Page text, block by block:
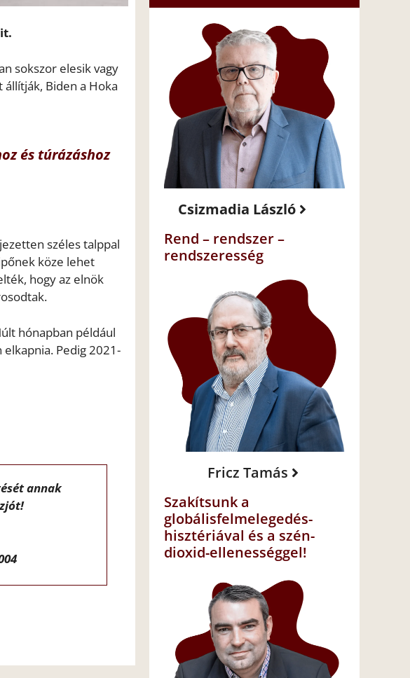
sokszor elesik vagy
Biden a Hoka
és túrázáshoz
széles talppal
köze lehet
hogy az elnök
hónapban például
Pedig 2021-
annak
Csizmadia László
Rend – rendszer –
rendszeresség
Fricz Tamás
Szakítsunk a
globálisfelmelegedés-
hisztériával és a szén-
dioxid-ellenességgel!